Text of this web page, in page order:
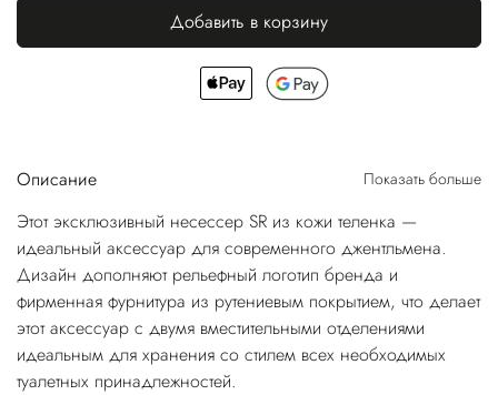
Добавить в корзину
Описание Показать больше
Этот эксклюзивный несессер SR из кожи теленка —
идеальный аксессуар для современного джентльмена.
Дизайн дополняют рельефный логотип бренда и
фирменная фурнитура из рутениевым покрытием, что делает
этот аксессуар с двумя вместительными отделениями
идеальным для хранения со стилем всех необходимых
туалетных принадлежностей.